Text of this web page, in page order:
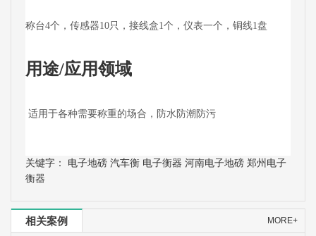
称台4个，传感器10只，接线盒1个，仪表一个，铜线1盘
用途/应用领域
适用于各种需要称重的场合，防水防潮防污
关键字： 电子地磅 汽车衡 电子衡器 河南电子地磅 郑州电子
衡器
MORE+
相关案例